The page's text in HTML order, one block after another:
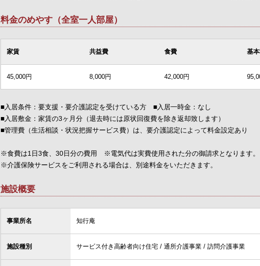
料金のめやす（全室一人部屋）
家賃 共益費 食費 基
45,000円 8,000円 42,000円
■入居条件：要支援・要介護認定を受けている方 ■入居一時金：なし
■入居敷金：家賃の3ヶ月分（退去時には原状回復費を除き返却致します）
■管理費（生活相談・状況把握サービス費）は、要介護認定によって料金設定あり
※食費は1日3食、30日分の費用 ※電気代は実費使用された分の御請求となります。
※介護保険サービスをご利用される場合は、別途料金をいただきます。
施設概要
事業所名 知行庵
施設種別 サービス付き高齢者向け住宅 / 通所介護事業 / 訪問介護事業